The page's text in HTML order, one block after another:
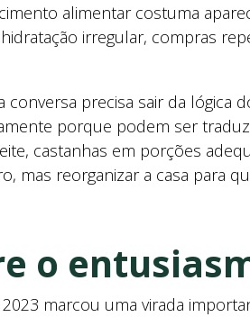
alimentar costuma
irregular, compras
conversa precisa sair da lógica
porque podem ser
castanhas em porções
mas reorganizar a casa para
o
marcou uma virada